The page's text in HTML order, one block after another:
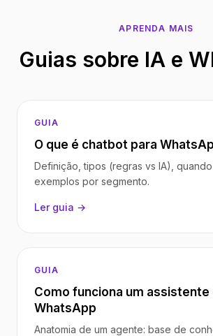
APRENDA MAIS
Guias sobre IA e
GUIA
O que é chatbot para
Definição, tipos (regras vs IA),
exemplos por segmento.
Ler guia →
GUIA
Como funciona um assistente
WhatsApp
Anatomia de um agente: base de